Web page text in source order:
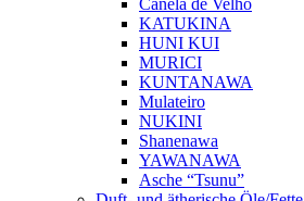
Canela de Velho
KATUKINA
HUNI KUI
MURICI
KUNTANAWA
Mulateiro
NUKINI
Shanenawa
YAWANAWA
Asche “Tsunu”